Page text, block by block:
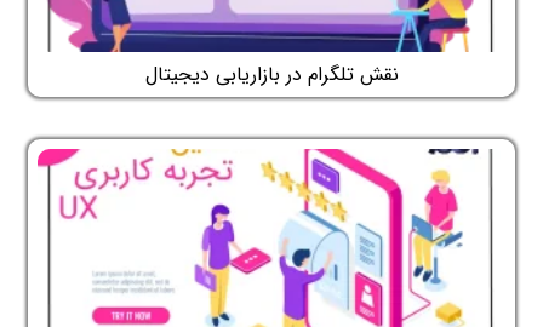
نقش تلگرام در بازاریابی دیجیتال